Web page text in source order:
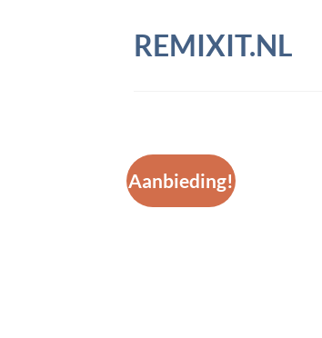
REMIXIT.NL
Aanbieding!